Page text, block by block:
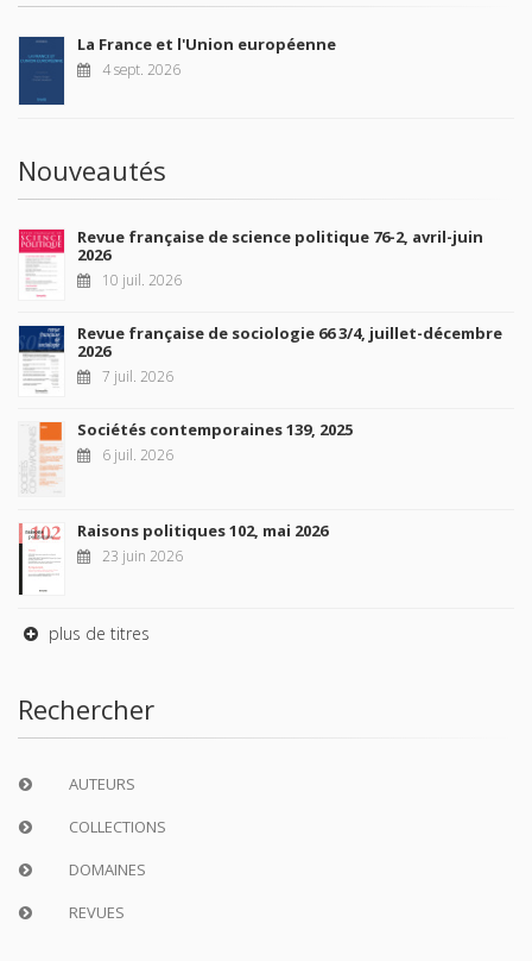
La France et l'Union européenne
4 sept. 2026
Nouveautés
Revue française de science politique 76-2, avril-juin
2026
10 juil. 2026
Revue française de sociologie 66 3/4, juillet-décembre
2026
7 juil. 2026
Sociétés contemporaines 139, 2025
6 juil. 2026
Raisons politiques 102, mai 2026
23 juin 2026
plus de titres
Rechercher
AUTEURS
COLLECTIONS
DOMAINES
REVUES